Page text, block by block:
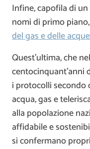
Infine, capofila di
nomi di primo piano,
del gas e delle acque
Quest’ultima, che
centocinquant’anni
i protocolli secondo
acqua, gas e
alla popolazione
affidabile e
si confermano